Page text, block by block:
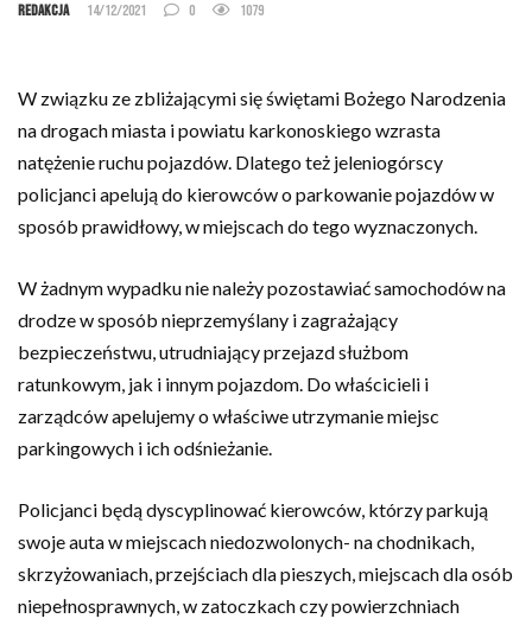
Redakcja 14/12/2021 0 1079
W związku ze zbliżającymi się świętami Bożego Narodzenia
na drogach miasta i powiatu karkonoskiego wzrasta
natężenie ruchu pojazdów. Dlatego też jeleniogórscy
policjanci apelują do kierowców o parkowanie pojazdów w
sposób prawidłowy, w miejscach do tego wyznaczonych.
W żadnym wypadku nie należy pozostawiać samochodów na
drodze w sposób nieprzemyślany i zagrażający
bezpieczeństwu, utrudniający przejazd służbom
ratunkowym, jak i innym pojazdom. Do właścicieli i
zarządców apelujemy o właściwe utrzymanie miejsc
parkingowych i ich odśnieżanie.
Policjanci będą dyscyplinować kierowców, którzy parkują
swoje auta w miejscach niedozwolonych- na chodnikach,
skrzyżowaniach, przejściach dla pieszych, miejscach dla osób
niepełnosprawnych, w zatoczkach czy powierzchniach